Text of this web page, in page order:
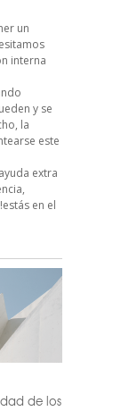
un
interna
y se
la
este
extra
en el
de los